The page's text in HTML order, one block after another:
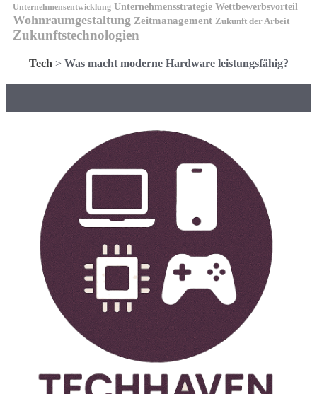
Unternehmensentwicklung Unternehmensstrategie Wettbewerbsvorteil
Wohnraumgestaltung Zeitmanagement Zukunft der Arbeit
Zukunftstechnologien
Tech > Was macht moderne Hardware leistungsfähig?